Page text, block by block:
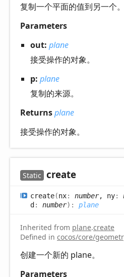
复制一个平面的值到另一个。
Parameters
out: plane
接受操作的对象。
p: plane
复制的来源。
Returnsplane
接受操作的对象。
Static create
create(nx: number, ny:
d : number) : plane
Inherited from plane.create
Defined in cocos/core/
创建一个新的 plane。
Parameters